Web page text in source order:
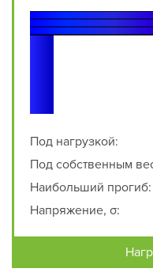
Под нагрузкой:
Под собственным
Наибольший прогиб:
Напряжение, σ: